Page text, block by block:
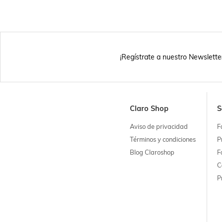
¡Regístrate a nuestro
Claro Shop
Aviso de privacidad
Términos y condiciones
Blog Claroshop